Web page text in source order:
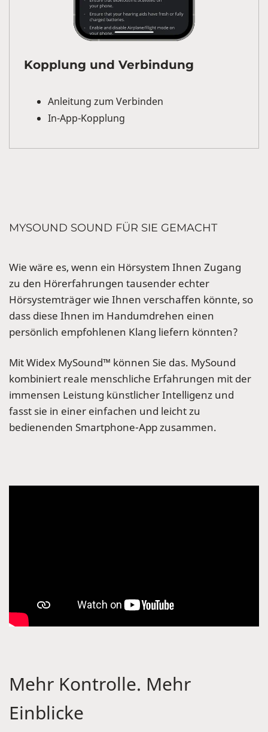
Kopplung und Verbindung
Anleitung zum Verbinden
In-App-Kopplung
MYSOUND SOUND FÜR SIE GEMACHT
Wie wäre es, wenn ein Hörsystem Ihnen Zugang
zu den Hörerfahrungen tausender echter
Hörsystemträger wie Ihnen verschaffen könnte, so
dass diese Ihnen im Handumdrehen einen
persönlich empfohlenen Klang liefern könnten?
Mit Widex MySound™ können Sie das. MySound
kombiniert reale menschliche Erfahrungen mit der
immensen Leistung künstlicher Intelligenz und
fasst sie in einer einfachen und leicht zu
bedienenden Smartphone-App zusammen.
Mehr Kontrolle. Mehr
Einblicke